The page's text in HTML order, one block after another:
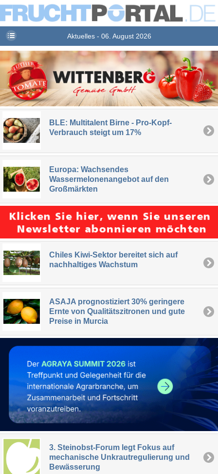
Aktuelles - 06. August 2026
BLE: Multitalent Birne - Pro-Kopf-
Verbrauch steigt um 17%
Europa: Wachsendes
Wassermelonenangebot auf den
Großmärkten
Chiles Kiwi-Sektor bereitet sich auf
nachhaltiges Wachstum
ASAJA prognostiziert 30% geringere
Ernte von Qualitätszitronen und gute
Preise in Murcia
3. Steinobst-Forum legt Fokus auf
mechanische Unkrautregulierung und
Bewässerung